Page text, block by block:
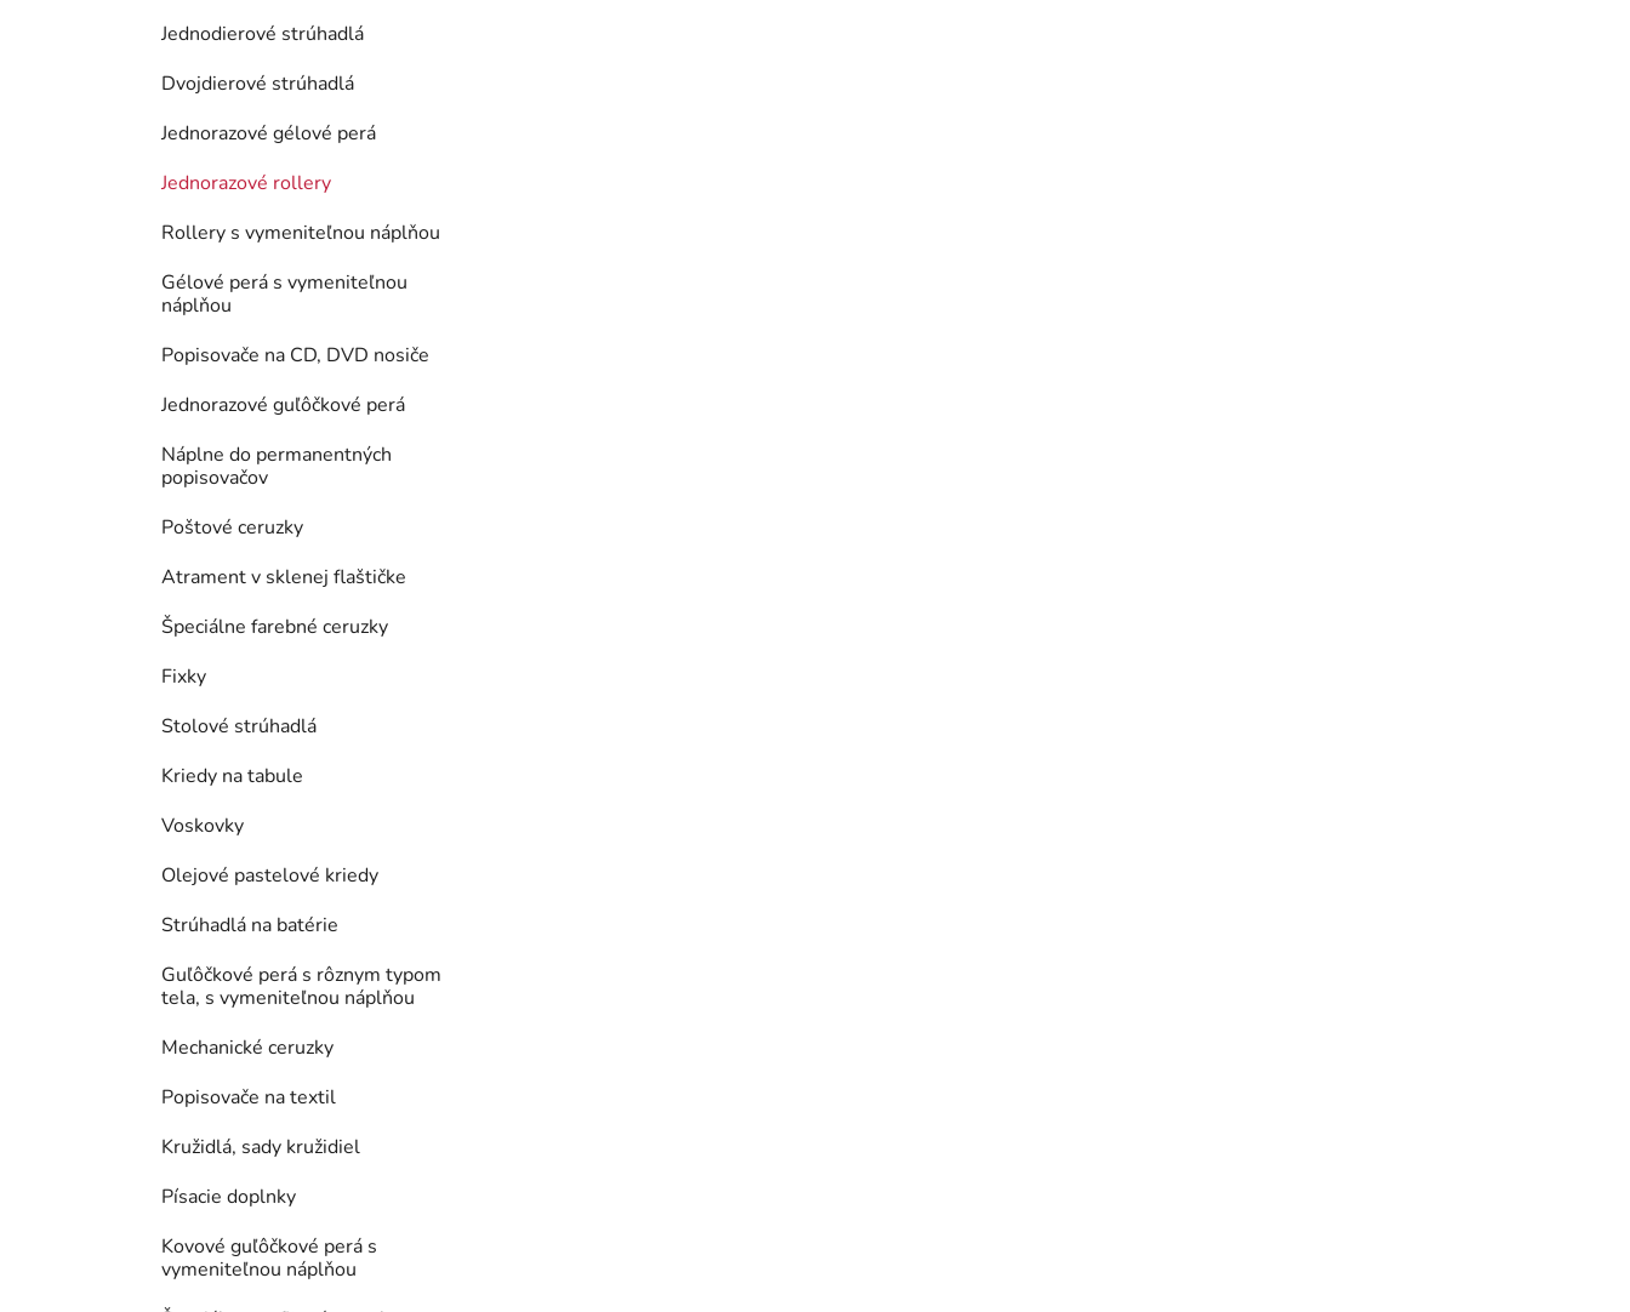
Jednodierové strúhadlá
Dvojdierové strúhadlá
Jednorazové gélové perá
Jednorazové rollery
Rollery s vymeniteľnou náplňou
Gélové perá s vymeniteľnou
náplňou
Popisovače na CD, DVD nosiče
Jednorazové guľôčkové perá
Náplne do permanentných
popisovačov
Poštové ceruzky
Atrament v sklenej flaštičke
Špeciálne farebné ceruzky
Fixky
Stolové strúhadlá
Kriedy na tabule
Voskovky
Olejové pastelové kriedy
Strúhadlá na batérie
Guľôčkové perá s rôznym typom
tela, s vymeniteľnou náplňou
Mechanické ceruzky
Popisovače na textil
Kružidlá, sady kružidiel
Písacie doplnky
Kovové guľôčkové perá s
vymeniteľnou náplňou